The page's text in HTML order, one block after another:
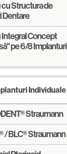
Structura de
Dentare
Concept
pe 6/8 Implanturi
Individuale
Straumann
/ BLC® Straumann